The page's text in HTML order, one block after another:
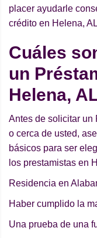
placer ayudarle
crédito en Helena,
Cuáles
un
Helena,
Antes de solicitar un
o cerca de usted,
básicos para ser
los prestamistas en
Residencia en
Haber cumplido la
Una prueba de una